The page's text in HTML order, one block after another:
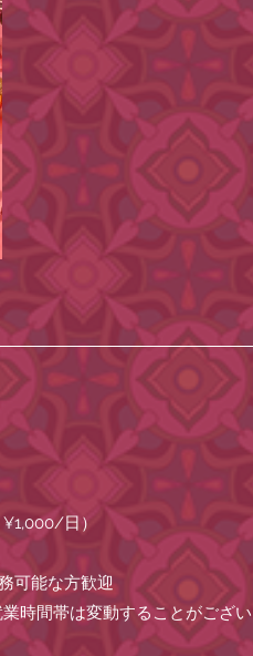
日）
可能な方歓迎
時間帯は変動することがござい